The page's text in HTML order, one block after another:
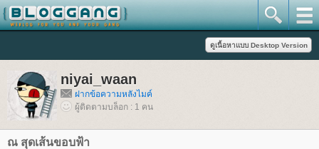
niyai_waan
ฝากข้อความหลังไมค์
ผู้ติดตามบล็อก : 1 คน
ณ สุดเส้นขอบฟ้า